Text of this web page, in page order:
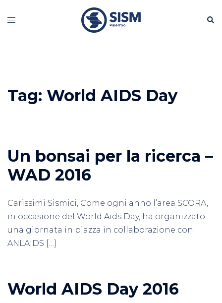
Mostra/Nascondi
Tag: World AIDS Day
Un bonsai per la ricerca –
WAD 2016
Carissimi Sismici, Come ogni anno l’area SCORA,
in occasione del World Aids Day, ha organizzato
una giornata in piazza in collaborazione con
ANLAIDS […]
World AIDS Day 2016